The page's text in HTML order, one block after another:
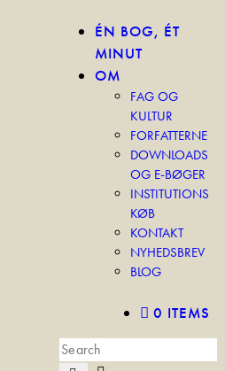
ÉN BOG, ÉT
MINUT
OM
FAG OG
KULTUR
FORFATTERNE
DOWNLOADS
OG E-BØGER
INSTITUTIONS
KØB
KONTAKT
NYHEDSBREV
BLOG
0 ITEMS